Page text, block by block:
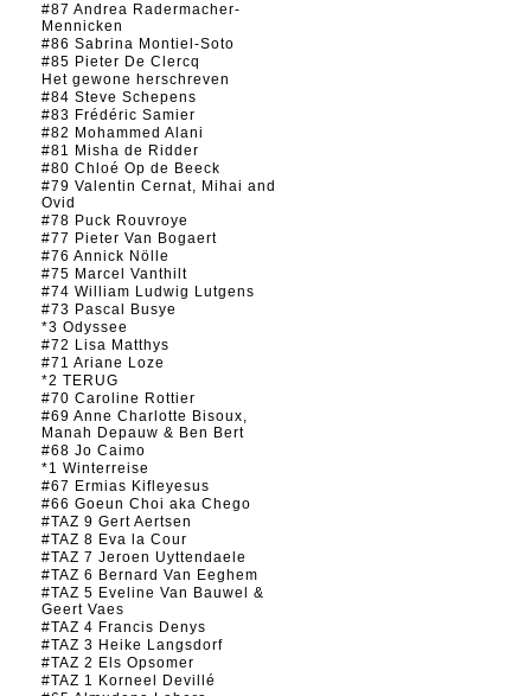
#87 Andrea Radermacher-
Mennicken
#86 Sabrina Montiel-Soto
#85 Pieter De Clercq
Het gewone herschreven
#84 Steve Schepens
#83 Frédéric Samier
#82 Mohammed Alani
#81 Misha de Ridder
#80 Chloé Op de Beeck
#79 Valentin Cernat, Mihai and
Ovid
#78 Puck Rouvroye
#77 Pieter Van Bogaert
#76 Annick Nölle
#75 Marcel Vanthilt
#74 William Ludwig Lutgens
#73 Pascal Busye
*3 Odyssee
#72 Lisa Matthys
#71 Ariane Loze
*2 TERUG
#70 Caroline Rottier
#69 Anne Charlotte Bisoux,
Manah Depauw & Ben Bert
#68 Jo Caimo
*1 Winterreise
#67 Ermias Kifleyesus
#66 Goeun Choi aka Chego
#TAZ 9 Gert Aertsen
#TAZ 8 Eva la Cour
#TAZ 7 Jeroen Uyttendaele
#TAZ 6 Bernard Van Eeghem
#TAZ 5 Eveline Van Bauwel &
Geert Vaes
#TAZ 4 Francis Denys
#TAZ 3 Heike Langsdorf
#TAZ 2 Els Opsomer
#TAZ 1 Korneel Devillé